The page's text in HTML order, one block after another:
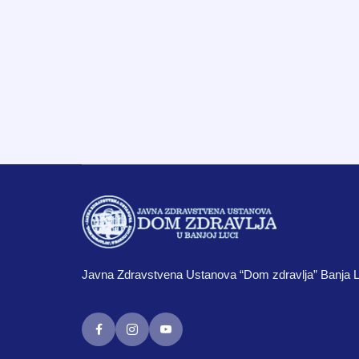
Javna Zdravstvena Ustanova “Dom zdravlja” Banja